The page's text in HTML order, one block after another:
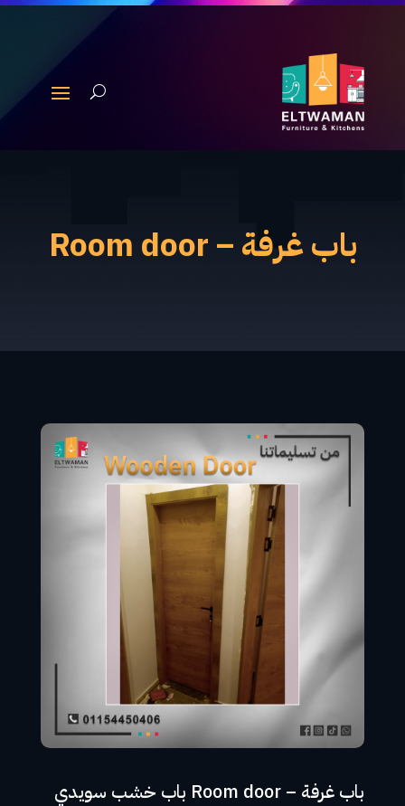
باب غرفة – Room door
باب غرفة – Room door باب خشب سويدي